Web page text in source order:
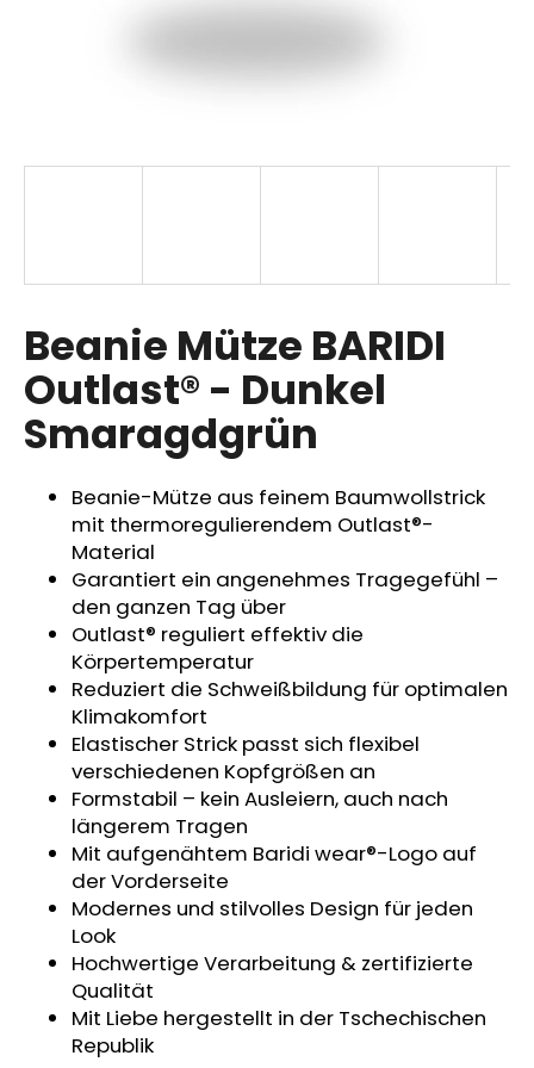
Beanie Mütze BARIDI
Outlast® - Dunkel
Smaragdgrün
Beanie-Mütze aus feinem Baumwollstrick
mit thermoregulierendem Outlast®-
Material
Garantiert ein angenehmes Tragegefühl –
den ganzen Tag über
Outlast® reguliert effektiv die
Körpertemperatur
Reduziert die Schweißbildung für optimalen
Klimakomfort
Elastischer Strick passt sich flexibel
verschiedenen Kopfgrößen an
Formstabil – kein Ausleiern, auch nach
längerem Tragen
Mit aufgenähtem Baridi wear®-Logo auf
der Vorderseite
Modernes und stilvolles Design für jeden
Look
Hochwertige Verarbeitung & zertifizierte
Qualität
Mit Liebe hergestellt in der Tschechischen
Republik
p
f
e
h
l
e
MITWACHSHOSE
DENIM
MUSTER
€27,08